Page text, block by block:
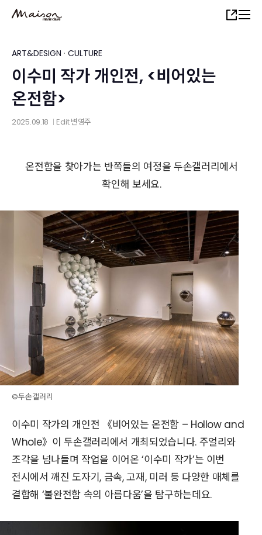
content
Share
ART&DESIGN · CULTURE
이수미 작가 개인전, <비어있는
온전함>
2025.09.18 Edit변영주
온전함을 찾아가는 반쪽들의 여정을 두손갤러리에서
확인해 보세요.
©두손갤러리
이수미 작가의 개인전 《비어있는 온전함 – Hollow and
Whole》이 두손갤러리에서 개최되었습니다. 주얼리와
조각을 넘나들며 작업을 이어온 ‘이수미 작가’는 이번
전시에서 깨진 도자기, 금속, 고재, 미러 등 다양한 매체를
결합해 ‘불완전함 속의 아름다움’을 탐구하는데요.